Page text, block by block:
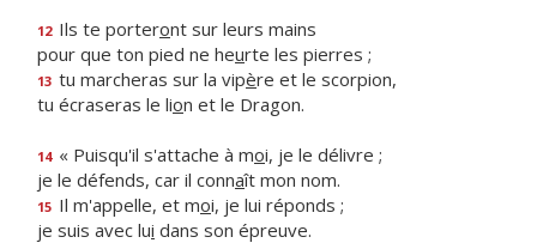
12 Ils te porteront sur leurs mains
pour que ton pied ne heurte les pierres ;
13 tu marcheras sur la vipère et le scorpion,
tu écraseras le lion et le Dragon.
14 « Puisqu'il s'attache à moi, je le délivre ;
je le défends, car il connaît mon nom.
15 Il m'appelle, et moi, je lui réponds ;
je suis avec lui dans son épreuve.